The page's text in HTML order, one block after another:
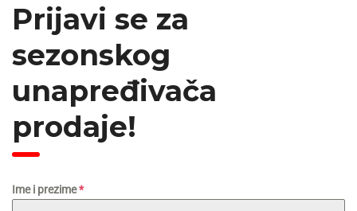
Prijavi se za
sezonskog
unapređivača
prodaje!
Ime i prezime*